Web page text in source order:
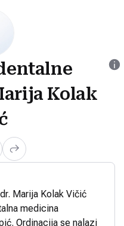
Kolak
Marija Kolak Vičić
medicina
Ordinacija se nalazi